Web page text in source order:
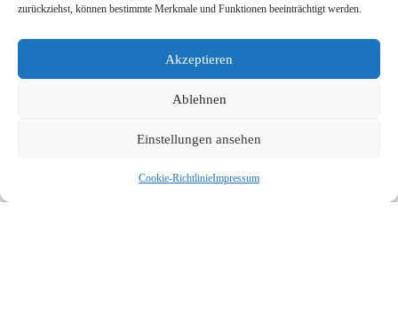
zurückziehst, können bestimmte Merkmale und Funktionen beeinträchtigt werden.
Akzeptieren
Ablehnen
Einstellungen ansehen
Cookie-RichtlinieImpressum
Name, E-Mail-Adresse und Website in